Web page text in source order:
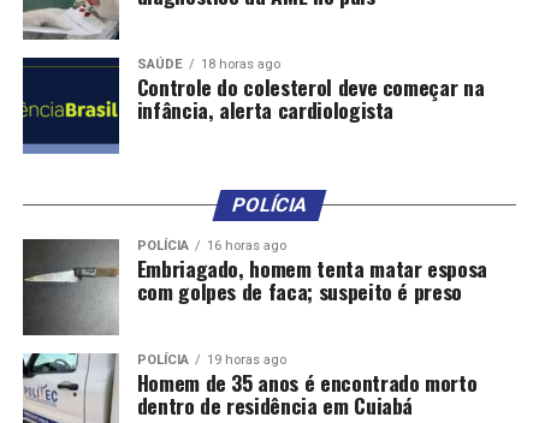
Impacto –Durante a reunião, a experiência recente de
Poconé, que já aderiu ao Fila Zero, foi lembrada. Por
meio de emenda de mais de R$ 2 milhões, o deputado
Eduardo Botelho está viabilizando mais de cinco mil
procedimentos oftalmológicos (exames, consultas e
“Nossa população precisa dessas cirurgias. A adesão ao
Fila Zero é um grande avanço para os municípios, e
vamos acompanhar de perto para garantir que os
procedimentos aconteçam o mais rápido possível e com
transparência”, frisou o prefeito de Poconé, Dr. Jonas,
que integra a diretoria do Cisvarc.
SAÚDE 18 horas ago
Controle do colesterol deve começar na
infância, alerta cardiologista
POLÍCIA
POLÍCIA 16 horas ago
Embriagado, homem tenta matar esposa
com golpes de faca; suspeito é preso
POLÍCIA 19 horas ago
Homem de 35 anos é encontrado morto
dentro de residência em Cuiabá